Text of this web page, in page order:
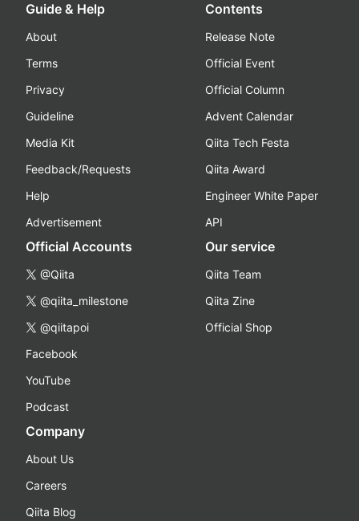
Guide & Help
About
Terms
Privacy
Guideline
Media Kit
Feedback/Requests
Help
Advertisement
Contents
Release Note
Official Event
Official Column
Advent Calendar
Qiita Tech Festa
Qiita Award
Engineer White Paper
API
Official Accounts
@Qiita
@qiita_milestone
@qiitapoi
Facebook
YouTube
Podcast
Our service
Qiita Team
Qiita Zine
Official Shop
Company
About Us
Careers
Qiita Blog